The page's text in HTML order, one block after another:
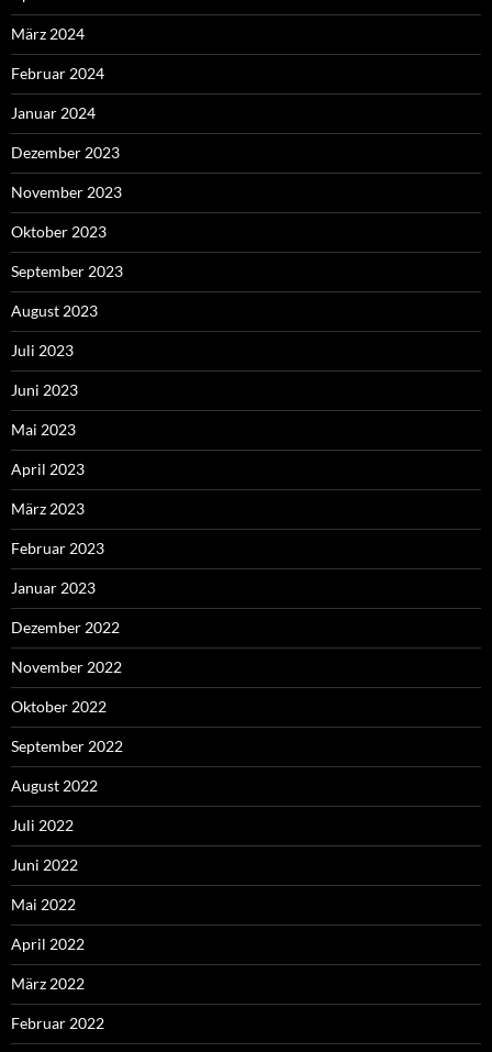
März 2024
Februar 2024
Januar 2024
Dezember 2023
November 2023
Oktober 2023
September 2023
August 2023
Juli 2023
Juni 2023
Mai 2023
April 2023
März 2023
Februar 2023
Januar 2023
Dezember 2022
November 2022
Oktober 2022
September 2022
August 2022
Juli 2022
Juni 2022
Mai 2022
April 2022
März 2022
Februar 2022